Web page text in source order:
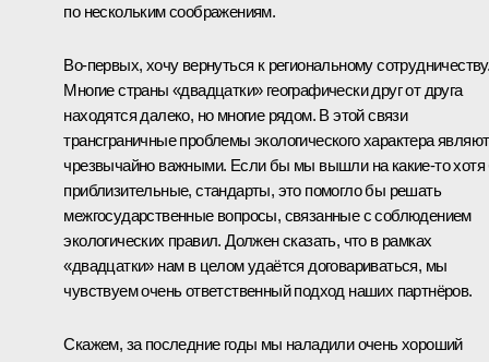
по нескольким соображениям.
Во‑первых, хочу вернуться к региональному
Многие страны «двадцатки» географически друг от друга
находятся далеко, но многие рядом. В этой связи
трансграничные проблемы экологического характера
чрезвычайно важными. Если бы мы вышли на какие‑то
приблизительные, стандарты, это помогло бы решать
межгосударственные вопросы, связанные с соблюдением
экологических правил. Должен сказать, что в рамках
«двадцатки» нам в целом удаётся договариваться, мы
чувствуем очень ответственный подход наших партнёров.
Скажем, за последние годы мы наладили очень хороший